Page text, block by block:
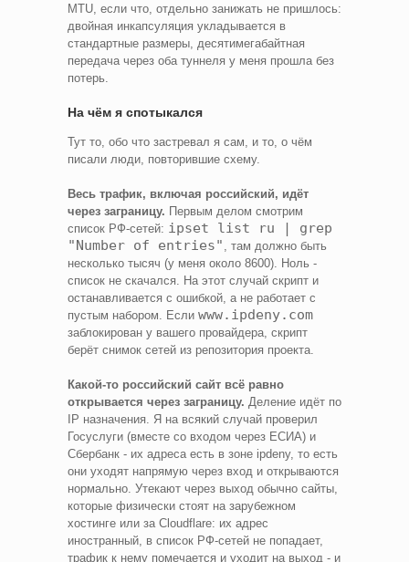
MTU, если что, отдельно занижать не пришлось:
двойная инкапсуляция укладывается в
стандартные размеры, десятимегабайтная
передача через оба туннеля у меня прошла без
потерь.
На чём я спотыкался
Тут то, обо что застревал я сам, и то, о чём
писали люди, повторившие схему.
Весь трафик, включая российский, идёт
через заграницу. Первым делом смотрим
список РФ-сетей: ipset list ru | grep
"Number of entries"
, там должно быть
несколько тысяч (у меня около 8600). Ноль -
список не скачался. На этот случай скрипт и
останавливается с ошибкой, а не работает с
пустым набором. Если www.ipdeny.com
заблокирован у вашего провайдера, скрипт
берёт снимок сетей из репозитория проекта.
Какой-то российский сайт всё равно
открывается через заграницу. Деление идёт по
IP назначения. Я на всякий случай проверил
Госуслуги (вместе со входом через ЕСИА) и
Сбербанк - их адреса есть в зоне ipdeny, то есть
они уходят напрямую через вход и открываются
нормально. Утекают через выход обычно сайты,
которые физически стоят на зарубежном
хостинге или за Cloudflare: их адрес
иностранный, в список РФ-сетей не попадает,
трафик к нему помечается и уходит на выход - и